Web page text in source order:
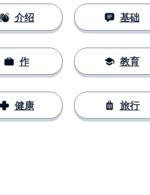
介绍
作
健康
基础
教育
旅行